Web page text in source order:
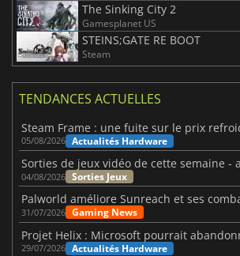
The Sinking City 2
Gamesplanet US
STEINS;GATE RE BOOT
Steam
TENDANCES ACTUELLES
05/08/2026 Actualités Hardware
04/08/2026 Sorties Jeux
Palworld améliore Sunreach et ses
31/07/2026 Gaming News
Projet Helix : Microsoft pourrait
29/07/2026 Actualités Hardware